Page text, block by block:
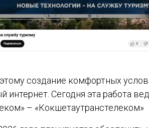
создание комфортных
интернет. Сегодня эта работа
– «Кокшетаутранстелеком»